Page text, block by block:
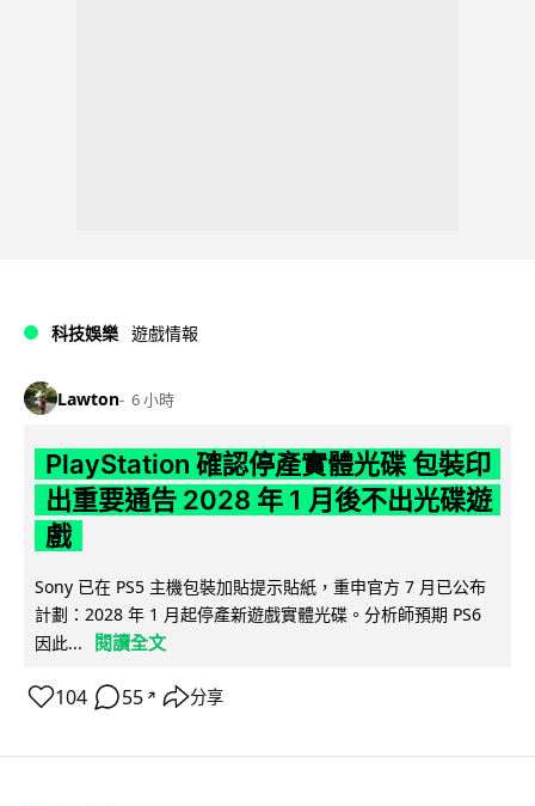
科技娛樂 遊戲情報
Lawton 6 小時
PlayStation 確認停產實體光碟 包裝印
出重要通告 2028 年 1 月後不出光碟遊
戲
Sony 已在 PS5 主機包裝加貼提示貼紙，重申官方 7 月已公布
計劃：2028 年 1 月起停產新遊戲實體光碟。分析師預期 PS6
因此...
閱讀全文
104 55 ↗ 分享